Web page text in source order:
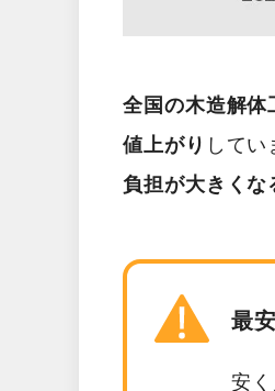
全国の木造解
値上がり して
負担が大きくな
最
安